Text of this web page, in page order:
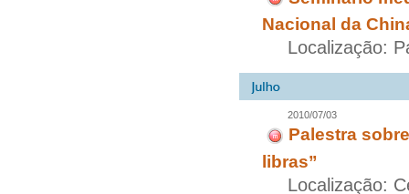
Nacional da
Localização:
2010/07/03
Palestra
libras”
Localização: